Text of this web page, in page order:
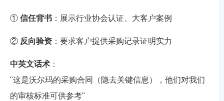
① 信任背书 ：展示行业协会认证、大客户案例
② 反向验资 ：要求客户提供采购记录证明实力
中英文话术 ：
"这是沃尔玛的采购合同（隐去关键信息），他们对我们
的审核标准可供参考"